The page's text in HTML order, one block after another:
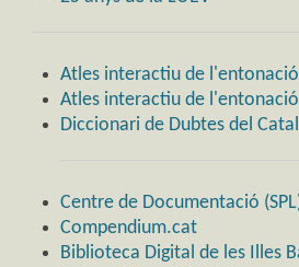
Atles interactiu de
Atles interactiu de
Diccionari de Dubtes del
Centre de Documentació
Compendium.cat
Biblioteca Digital de les Illes